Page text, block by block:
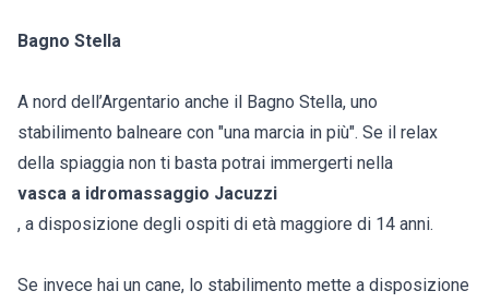
Bagno Stella
A nord dell’Argentario anche il Bagno Stella, uno
stabilimento balneare con "una marcia in più". Se il relax
della spiaggia non ti basta potrai immergerti nella
vasca a idromassaggio Jacuzzi
, a disposizione degli ospiti di età maggiore di 14 anni.
Se invece hai un cane, lo stabilimento mette a disposizione